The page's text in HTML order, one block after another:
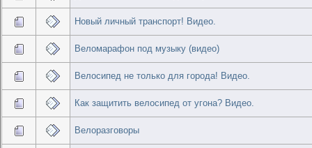
Новый личный транспорт! Видео.
Веломарафон под музыку (видео)
Велосипед не только для города! Видео.
Как защитить велосипед от угона? Видео.
Велоразговоры